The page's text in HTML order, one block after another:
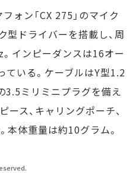
ォン「CX 275」のマイク
型ドライバーを搭載し、周
インピーダンスは16オー
ている。ケーブルはY型1.2
3.5ミリミニプラグを備え
ス、キャリングポーチ、
本体重量は約10グラム。